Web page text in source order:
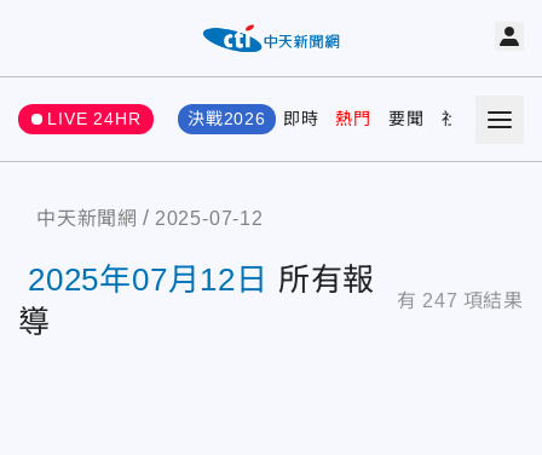
LIVE 24HR 決戰2026 即時 熱門 要聞 社會 娛樂
中天新聞網 2025-07-12
2025年07月12日 所有報
導
有 247 項結果